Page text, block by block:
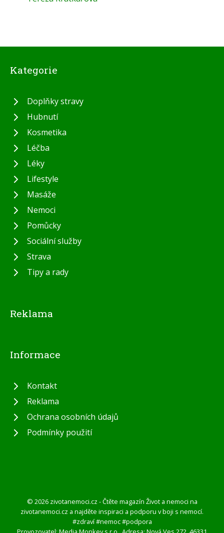
Kategorie
Doplňky stravy
Hubnutí
Kosmetika
Léčba
Léky
Lifestyle
Masáže
Nemoci
Pomůcky
Sociální služby
Strava
Tipy a rady
Reklama
Informace
Kontakt
Reklama
Ochrana osobních údajů
Podmínky použití
© 2026 zivotanemoci.cz - Čtěte magazín Život a nemoci na
zivotanemoci.cz a najděte inspiraci a podporu v boji s nemocí.
#zdraví #nemoc #podpora